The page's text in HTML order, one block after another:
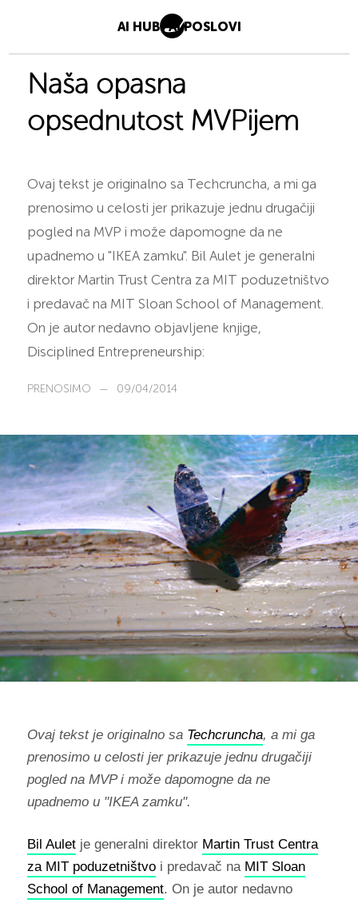
AI HUB AI POSLOVI
Naša opasna
opsednutost MVPijem
Ovaj tekst je originalno sa Techcruncha, a mi ga
prenosimo u celosti jer prikazuje jednu drugačiji
pogled na MVP i može dapomogne da ne
upadnemo u "IKEA zamku". Bil Aulet je generalni
direktor Martin Trust Centra za MIT poduzetništvo
i predavač na MIT Sloan School of Management.
On je autor nedavno objavljene knjige,
Disciplined Entrepreneurship:
PRENOSIMO — 09/04/2014
Ovaj tekst je originalno sa Techcruncha, a mi ga
prenosimo u celosti jer prikazuje jednu drugačiji
pogled na MVP i može dapomogne da ne
upadnemo u "IKEA zamku".
Bil Auletje generalni direktor Martin Trust Centra
za MIT poduzetništvoi predavač na MIT Sloan
School of Management. On je autor nedavno